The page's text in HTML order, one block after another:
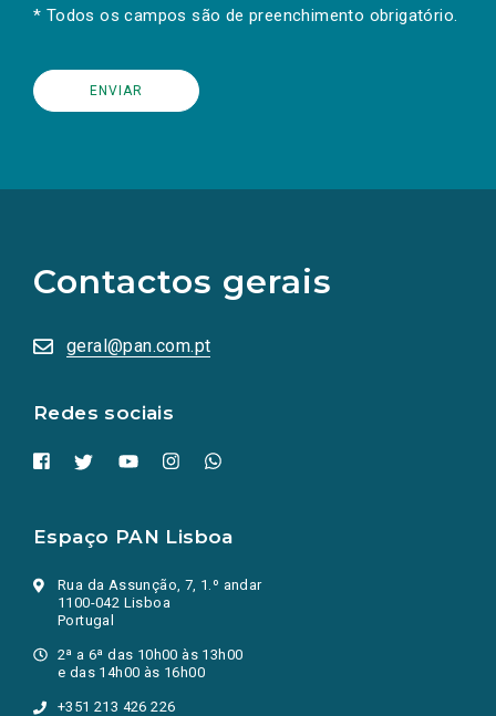
* Todos os campos são de preenchimento obrigatório.
Contactos gerais
geral@pan.com.pt
Redes sociais
redes
sociais
numa
nova
Espaço PAN Lisboa
Rua da Assunção, 7, 1.º andar
1100-042 Lisboa
Portugal
2ª a 6ª das 10h00 às 13h00
e das 14h00 às 16h00
+351 213 426 226